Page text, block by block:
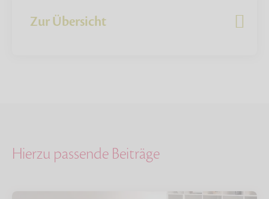
Zur Übersicht
Hierzu passende Beiträge